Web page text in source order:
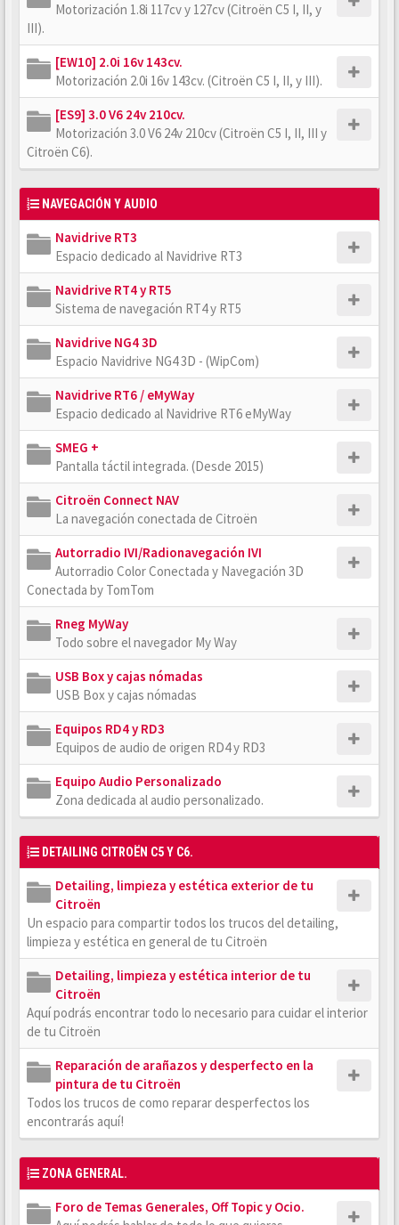
Motorización 1.8i 117cv y 127cv (Citroën C5 I, II, y
III).
[EW10] 2.0i 16v 143cv.
Motorización 2.0i 16v 143cv. (Citroën C5 I, II, y III).
[ES9] 3.0 V6 24v 210cv.
Motorización 3.0 V6 24v 210cv (Citroën C5 I, II, III y
Citroën C6).
NAVEGACIÓN Y AUDIO
Navidrive RT3
Espacio dedicado al Navidrive RT3
Navidrive RT4 y RT5
Sistema de navegación RT4 y RT5
Navidrive NG4 3D
Espacio Navidrive NG4 3D - (WipCom)
Navidrive RT6 / eMyWay
Espacio dedicado al Navidrive RT6 eMyWay
SMEG +
Pantalla táctil integrada. (Desde 2015)
Citroën Connect NAV
La navegación conectada de Citroën
Autorradio IVI/Radionavegación IVI
Autorradio Color Conectada y Navegación 3D
Conectada by TomTom
Rneg MyWay
Todo sobre el navegador My Way
USB Box y cajas nómadas
USB Box y cajas nómadas
Equipos RD4 y RD3
Equipos de audio de origen RD4 y RD3
Equipo Audio Personalizado
Zona dedicada al audio personalizado.
DETAILING CITROËN C5 Y C6.
Detailing, limpieza y estética exterior de tu
Citroën
Un espacio para compartir todos los trucos del detailing,
limpieza y estética en general de tu Citroën
Detailing, limpieza y estética interior de tu
Citroën
Aquí podrás encontrar todo lo necesario para cuidar el interior
de tu Citroën
Reparación de arañazos y desperfecto en la
pintura de tu Citroën
Todos los trucos de como reparar desperfectos los
encontrarás aquí!
ZONA GENERAL.
Foro de Temas Generales, Off Topic y Ocio.